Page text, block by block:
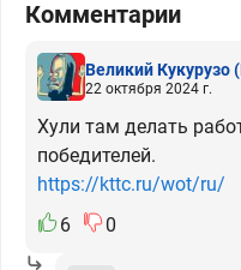
Комментарии
Великий Кукурузо
22 октября 2024 г.
Хули там делать
победителей.
https://kttc.ru/wot/ru/
6
0